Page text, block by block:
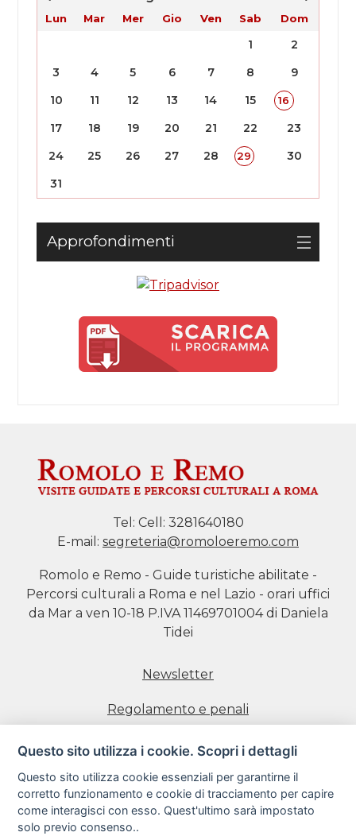
Lun Mar Mer Gio Ven Sab Dom
1
2
3
4 5 6 7 8
9
10
11 12 13 14 15 16
17 18 19 20 21 22
23
24
25 26 27 28 29
30
31
Approfondimenti
Tel: Cell: 3281640180
E-mail: segreteria@romoloeremo.com
Romolo e Remo - Guide turistiche abilitate -
Percorsi culturali a Roma e nel Lazio - orari uffici
da Mar a ven 10-18 P.IVA 11469701004 di Daniela
Tidei
Newsletter
Regolamento e penali
Prenotazione visite
Informativa estesa sull'uso dei Cookie
Informativa sulla Privacy
Questo sito utilizza i cookie. Scopri i dettagli
Questo sito utilizza cookie essenziali per garantirne il
corretto funzionamento e cookie di tracciamento per capire
come interagisci con esso. Quest'ultimo sarà impostato
solo previo consenso..